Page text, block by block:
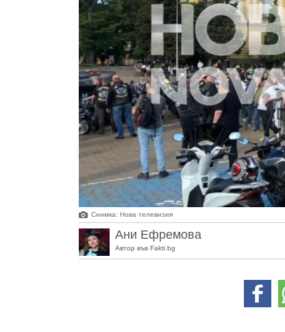
Снимка: Нова телевизия
Ани Ефремова
Автор във Fakti.bg